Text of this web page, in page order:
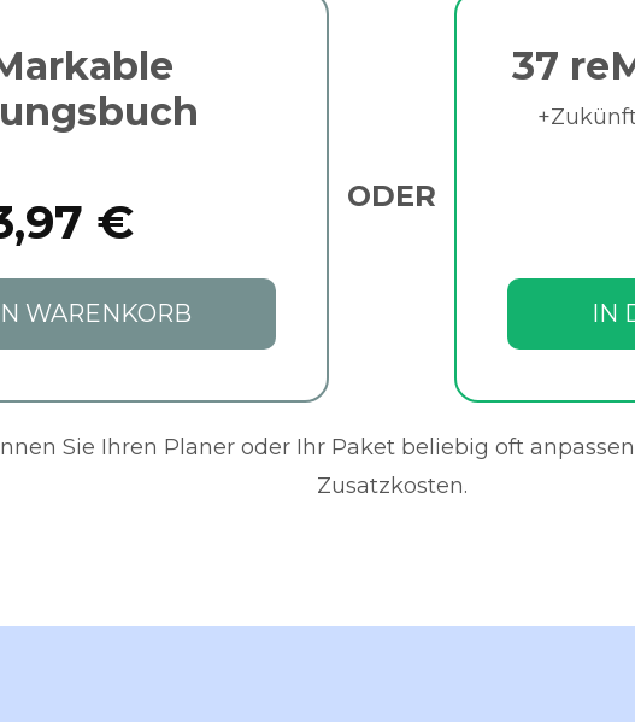
€
WARENKORB
ODER
37
IN
Sie Ihren Planer oder Ihr Paket beliebig oft
Zusatzkosten.